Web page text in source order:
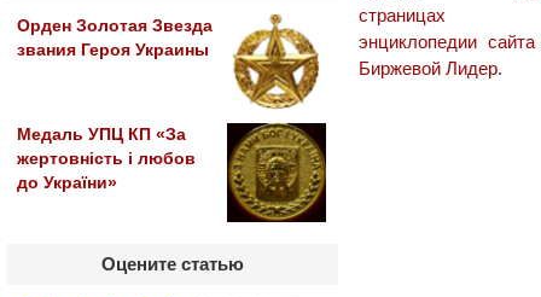
Орден Золотая Звезда
звания Героя Украины
Медаль УПЦ КП «За
жертовність і любов
до України»
Оцените статью
страницах
энциклопедии сайта
Биржевой Лидер.